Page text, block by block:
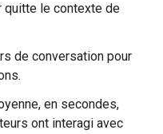
quitte le contexte de
de conversation pour
en secondes,
ont interagi avec